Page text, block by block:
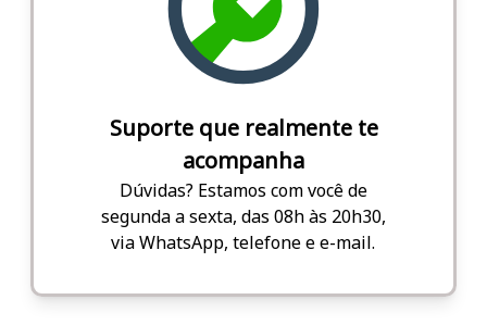
Suporte que realmente te
acompanha
Dúvidas? Estamos com você de
segunda a sexta, das 08h às 20h30,
via WhatsApp, telefone e e-mail.